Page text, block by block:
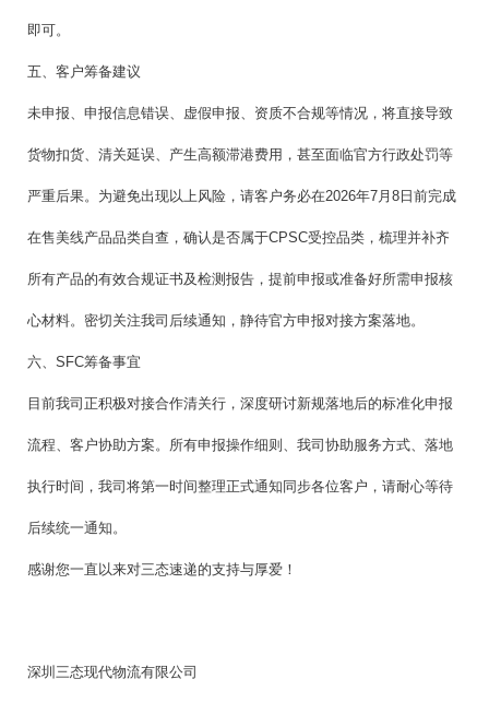
即可。
五、客户筹备建议
未申报、申报信息错误、虚假申报、资质不合规等情况，将直接导致
货物扣货、清关延误、产生高额滞港费用，甚至面临官方行政处罚等
严重后果。为避免出现以上风险，请客户务必在2026年7月8日前完成
在售美线产品品类自查，确认是否属于CPSC受控品类，梳理并补齐
所有产品的有效合规证书及检测报告，提前申报或准备好所需申报核
心材料。密切关注我司后续通知，静待官方申报对接方案落地。
六、SFC筹备事宜
目前我司正积极对接合作清关行，深度研讨新规落地后的标准化申报
流程、客户协助方案。所有申报操作细则、我司协助服务方式、落地
执行时间，我司将第一时间整理正式通知同步各位客户，请耐心等待
后续统一通知。
感谢您一直以来对三态速递的支持与厚爱！
深圳三态现代物流有限公司